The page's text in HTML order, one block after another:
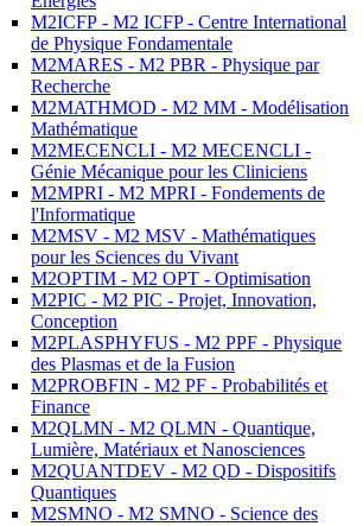
M2ICFP - M2 ICFP - Centre International
de Physique Fondamentale
M2MARES - M2 PBR - Physique par
Recherche
M2MATHMOD - M2 MM - Modélisation
Mathématique
M2MECENCLI - M2 MECENCLI -
Génie Mécanique pour les Cliniciens
M2MPRI - M2 MPRI - Fondements de
l'Informatique
M2MSV - M2 MSV - Mathématiques
pour les Sciences du Vivant
M2OPTIM - M2 OPT - Optimisation
M2PIC - M2 PIC - Projet, Innovation,
Conception
M2PLASPHYFUS - M2 PPF - Physique
des Plasmas et de la Fusion
M2PROBFIN - M2 PF - Probabilités et
Finance
M2QLMN - M2 QLMN - Quantique,
Lumière, Matériaux et Nanosciences
M2QUANTDEV - M2 QD - Dispositifs
Quantiques
M2SMNO - M2 SMNO - Science des